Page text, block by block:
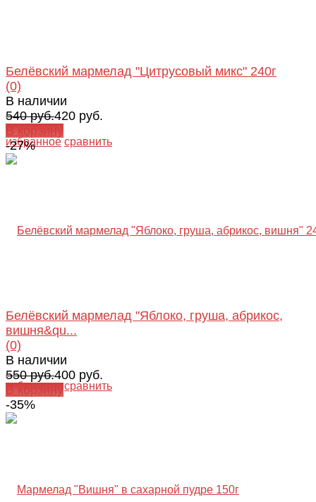
избранное сравнить
Белёвский мармелад "Цитрусовый микс" 240г
(0)
В наличии
540 руб.420 руб.
В корзину
-27%
избранное сравнить
Белёвский мармелад "Яблоко, груша, абрикос,
вишня&qu...
(0)
В наличии
550 руб.400 руб.
В корзину
-35%